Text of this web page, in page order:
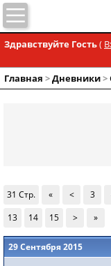
Здравствуйте Гость(
Главная >Дневники>
31 Стр. « < 3
13
14 15 > »
29 Сентября 2015